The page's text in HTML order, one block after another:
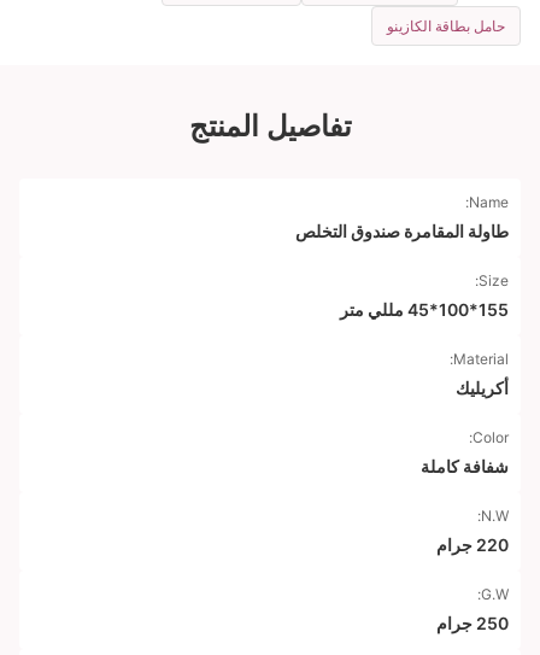
حامل بطاقة الكازينو
تفاصيل المنتج
Name:
طاولة المقامرة صندوق التخلص
Size:
155*100*45 مللي متر
Material:
أكريليك
Color:
شفافة كاملة
N.W:
220 جرام
G.W:
250 جرام